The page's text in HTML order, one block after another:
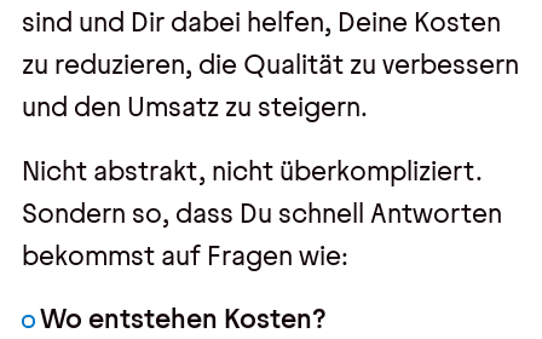
sind und Dir dabei helfen, Deine Kosten
zu reduzieren, die Qualität zu verbessern
und den Umsatz zu steigern.
Nicht abstrakt, nicht überkompliziert.
Sondern so, dass Du schnell Antworten
bekommst auf Fragen wie:
Wo entstehen Kosten?